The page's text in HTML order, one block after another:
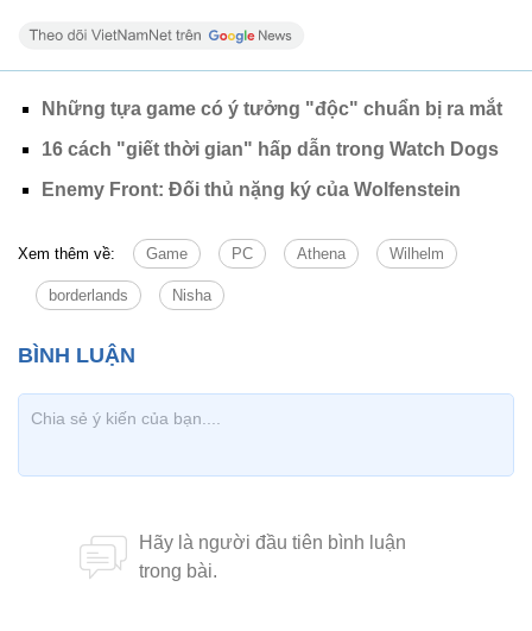
Những tựa game có ý tưởng "độc" chuẩn bị ra mắt
16 cách "giết thời gian" hấp dẫn trong Watch Dogs
Enemy Front: Đối thủ nặng ký của Wolfenstein
Xem thêm về: Game PC Athena Wilhelm
borderlands Nisha